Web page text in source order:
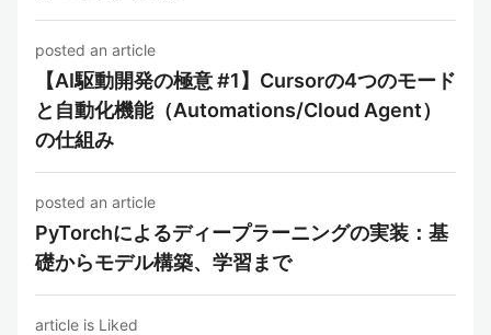
posted an article
【AI駆動開発の極意 #1】Cursorの4つのモード
と自動化機能（Automations/Cloud Agent）
の仕組み
posted an article
PyTorchによるディープラーニングの実装：基
礎からモデル構築、学習まで
article is Liked